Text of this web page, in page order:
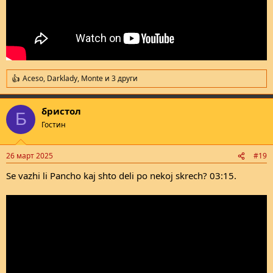
R
e
a
c
i
s
Aceso, Darklady, Monte и 3 други
Б бристол
Гостин
26 март 2025 #19
Se vazhi li Pancho kaj shto deli po nekoj skrech? 03:15.